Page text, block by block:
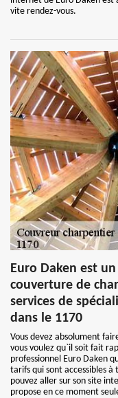
vite rendez-vous.
Euro Daken est
couverture de
services de
dans le 1170
Vous devez absolument
vous voulez qu`il soit fait
professionnel Euro Daken
tarifs qui sont accessibles à
pouvez aller sur son site
propose en ce moment